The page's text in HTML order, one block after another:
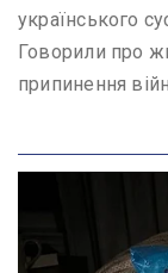
українського
Говорили про
припинення